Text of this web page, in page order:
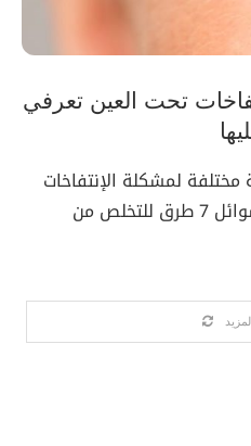
تحت العين تعرفي
لمشكلة الإنتفاخات
تحت العينين نتيجة لتراكم السوائل 7 طرق للتخلص من